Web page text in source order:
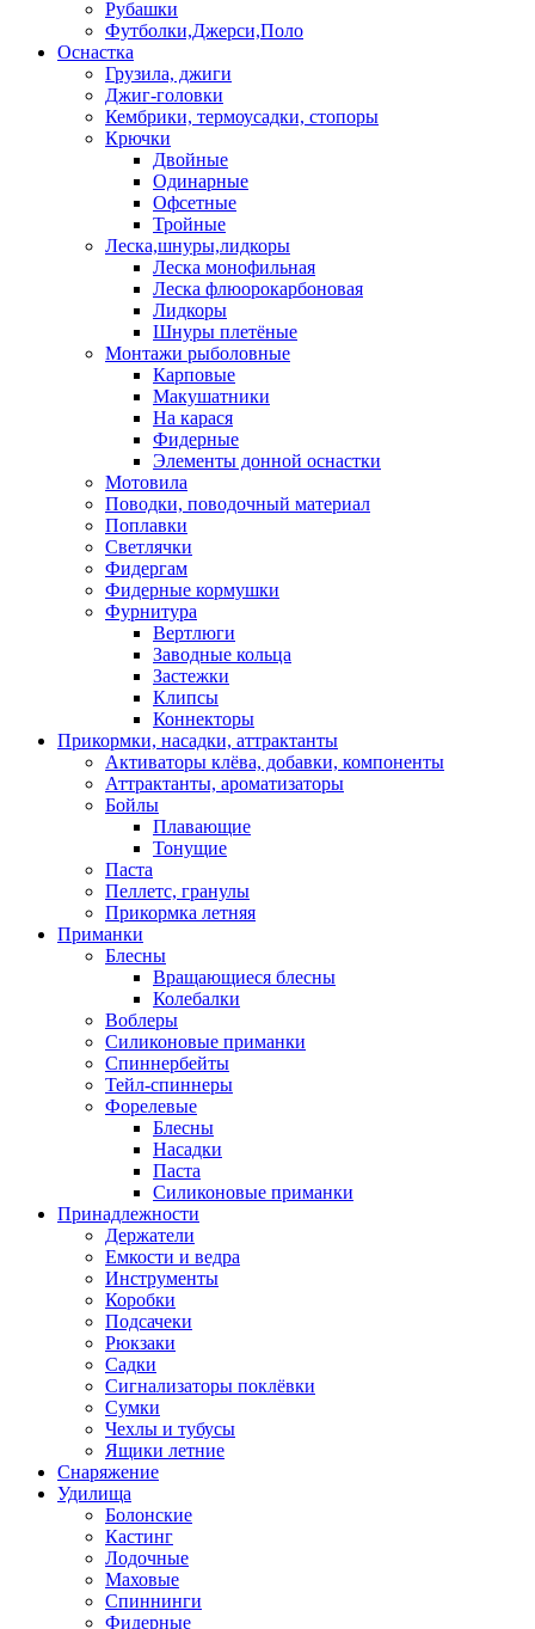
Рубашки
Футболки,Джерси,Поло
Оснастка
Грузила, джиги
Джиг-головки
Кембрики, термоусадки, стопоры
Крючки
Двойные
Одинарные
Офсетные
Тройные
Леска,шнуры,лидкоры
Леска монофильная
Леска флюорокарбоновая
Лидкоры
Шнуры плетёные
Монтажи рыболовные
Карповые
Макушатники
На карася
Фидерные
Элементы донной оснастки
Мотовила
Поводки, поводочный материал
Поплавки
Светлячки
Фидергам
Фидерные кормушки
Фурнитура
Вертлюги
Заводные кольца
Застежки
Клипсы
Коннекторы
Прикормки, насадки, аттрактанты
Активаторы клёва, добавки, компоненты
Аттрактанты, ароматизаторы
Бойлы
Плавающие
Тонущие
Паста
Пеллетс, гранулы
Прикормка летняя
Приманки
Блесны
Вращающиеся блесны
Колебалки
Воблеры
Силиконовые приманки
Спиннербейты
Тейл-спиннеры
Форелевые
Блесны
Насадки
Паста
Силиконовые приманки
Принадлежности
Держатели
Емкости и ведра
Инструменты
Коробки
Подсачеки
Рюкзаки
Садки
Сигнализаторы поклёвки
Сумки
Чехлы и тубусы
Ящики летние
Снаряжение
Удилища
Болонские
Кастинг
Лодочные
Маховые
Спиннинги
Фидерные